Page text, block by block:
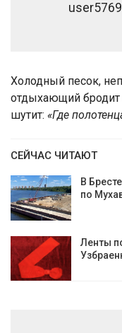
Холодный песок,
отдыхающий
шутит: «Где
СЕЙЧАС ЧИТАЮТ
В
по
Ленты